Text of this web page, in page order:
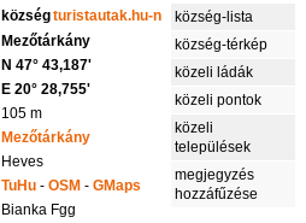
községturistautak.hu-n
Mezőtárkány
N 47° 43,187'
E 20° 28,755'
105 m
Mezőtárkány
Heves
TuHu -OSM -GMaps
Bianka Fgg
község-lista
község-térkép
közeli ládák
közeli pontok
közeli
települések
megjegyzés
hozzáfűzése